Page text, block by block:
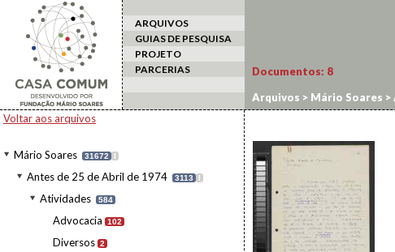
ARQUIVOS
GUIAS DE PESQUISA
PROJETO
PARCERIAS
Voltar aos arquivos
Mário Soares 31672 I
Antes de 25 de Abril de 1974 3113 I
Atividades 584
Advocacia 102
Diversos 2
Documentos: 8
Arquivos > Mário Soares >